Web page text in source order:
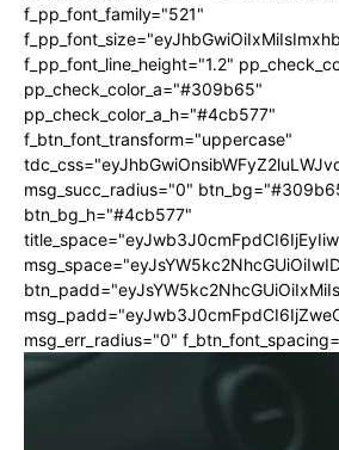
f_pp_font_family="521"
f_pp_font_line_height="1.2"
pp_check_color_a="#309b65"
pp_check_color_a_h="#4cb577"
f_btn_font_transform="uppercase"
msg_succ_radius="0"
btn_bg_h="#4cb577"
msg_err_radius="0"